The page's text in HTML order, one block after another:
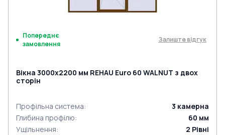
Попереднє
замовлення
Залиште відгук
Вікна 3000x2200 мм REHAU Euro 60 WALNUT з двох
сторін
Профільна система: 3 камерна
Глибина профілю: 60 мм
Ущільнення: 2 Рівні